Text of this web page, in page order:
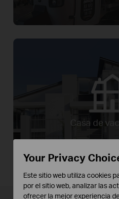
Casa de
Your Privacy
Este sitio web utiliza cookies
por el sitio web, analizar las
ofrecer la mejor experiencia